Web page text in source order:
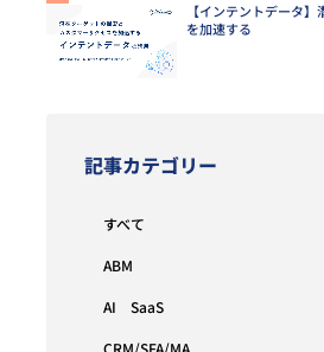
【インテントデータ
を加速する
記事カテゴリー
すべて
ABM
AI SaaS
CRM/SFA/MA